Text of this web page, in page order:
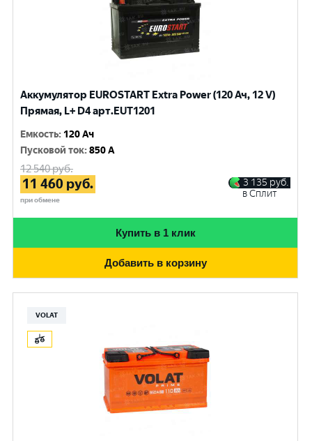
Аккумулятор EUROSTART Extra Power (120 Ач, 12 V)
Прямая, L+ D4 арт.EUT1201
Емкость: 120 Ач
Пусковой ток:850 A
12 540руб.
11 460 руб.
при обмене
3 135 руб.
в Сплит
Купить в 1 клик
Добавить в корзину
VOLAT